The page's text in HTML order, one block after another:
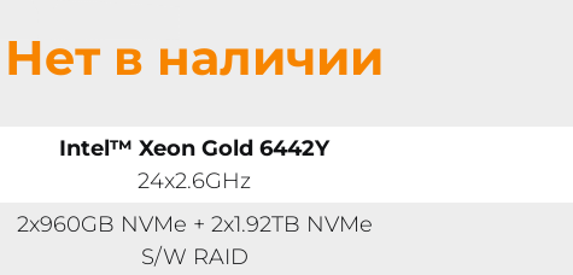
Нет в наличии
Intel™ Xeon Gold 6442Y
24x2.6GHz
2x960GB NVMe + 2x1.92TB NVMe
S/W RAID